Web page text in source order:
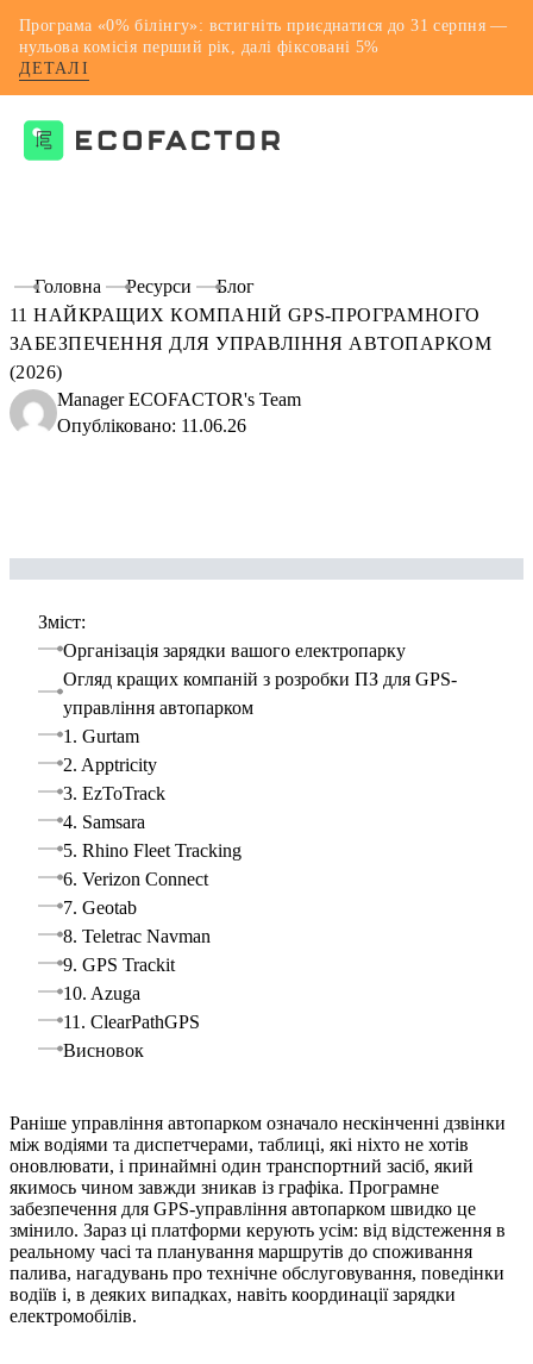
Програма «0% білінгу»: встигніть приєднатися до 31 серпня —
нульова комісія перший рік, далі фіксовані 5%
ДЕТАЛІ
Головна
Ресурси
Блог
11 НАЙКРАЩИХ КОМПАНІЙ GPS-ПРОГРАМНОГО
ЗАБЕЗПЕЧЕННЯ ДЛЯ УПРАВЛІННЯ АВТОПАРКОМ
(2026)
Manager ECOFACTOR's Team
Опубліковано: 11.06.26
Зміст:
Організація зарядки вашого електропарку
Огляд кращих компаній з розробки ПЗ для GPS-
управління автопарком
1. Gurtam
2. Apptricity
3. EzToTrack
4. Samsara
5. Rhino Fleet Tracking
6. Verizon Connect
7. Geotab
8. Teletrac Navman
9. GPS Trackit
10. Azuga
11. ClearPathGPS
Висновок
Раніше управління автопарком означало нескінченні дзвінки
між водіями та диспетчерами, таблиці, які ніхто не хотів
оновлювати, і принаймні один транспортний засіб, який
якимось чином завжди зникав із графіка. Програмне
забезпечення для GPS-управління автопарком швидко це
змінило. Зараз ці платформи керують усім: від відстеження в
реальному часі та планування маршрутів до споживання
палива, нагадувань про технічне обслуговування, поведінки
водіїв і, в деяких випадках, навіть координації зарядки
електромобілів.